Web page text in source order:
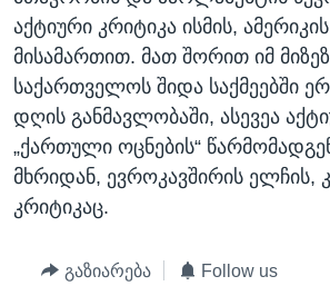
აქტიური კრიტიკა ისმის,
მისამართით. მათ შორით იმ
საქართველოს შიდა საქმეებში
დღის განმავლობაში, ასევეა
„ქართული ოცნების“
მხრიდან, ევროკავშირის
კრიტიკაც.
გაზიარება Follow us